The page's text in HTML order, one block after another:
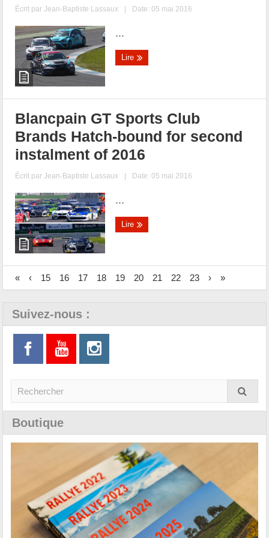
Écrit parJean-Baptiste Lassaux | Date: 05 mai 2016
...
Lire
Blancpain GT Sports Club
Brands Hatch-bound for second
instalment of 2016
Écrit parJean-Baptiste Lassaux | Date: 05 mai 2016
...
Lire
« ‹ 15 16 17 18 19 20 21 22 23 › »
Suivez-nous :
Boutique